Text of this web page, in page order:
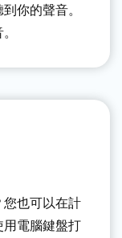
你的聲音。
也可以在計
電腦鍵盤打